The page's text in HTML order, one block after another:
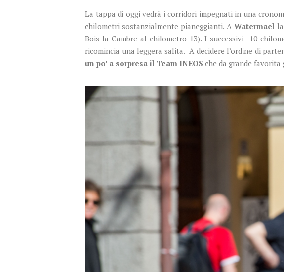
La tappa di oggi vedrà i corridori impegnati in una
chilometri sostanzialmente pianeggianti. AWatermael
Bois la Cambre al chilometro 13). I successivi 10
ricomincia una leggera salita. A decidere l’ordine di
un po’ a sorpresa il Team INEOS che da grande